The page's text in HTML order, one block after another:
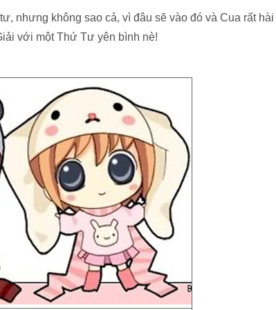
nhưng không sao cả, vì đâu sẽ vào đó và Cua rất hài
với một Thứ Tư yên bình nè!